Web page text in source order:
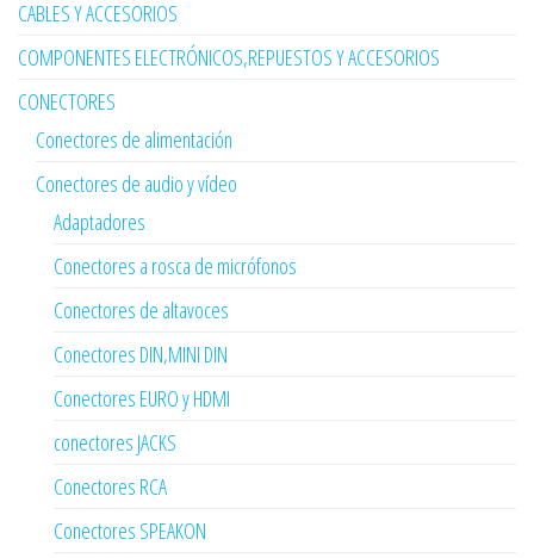
CABLES Y ACCESORIOS
COMPONENTES ELECTRÓNICOS,REPUESTOS Y ACCESORIOS
CONECTORES
Conectores de alimentación
Conectores de audio y vídeo
Adaptadores
Conectores a rosca de micrófonos
Conectores de altavoces
Conectores DIN,MINI DIN
Conectores EURO y HDMI
conectores JACKS
Conectores RCA
Conectores SPEAKON